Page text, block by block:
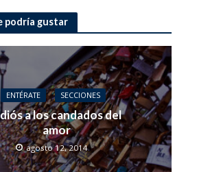
podría gustar
ENTÉRATE SECCIONES
a los candados del
amor
agosto 12, 2014